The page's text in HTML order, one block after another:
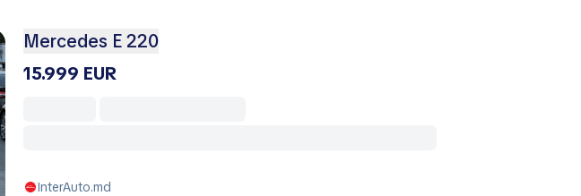
Mercedes E 220
15.999 EUR
InterAuto.md